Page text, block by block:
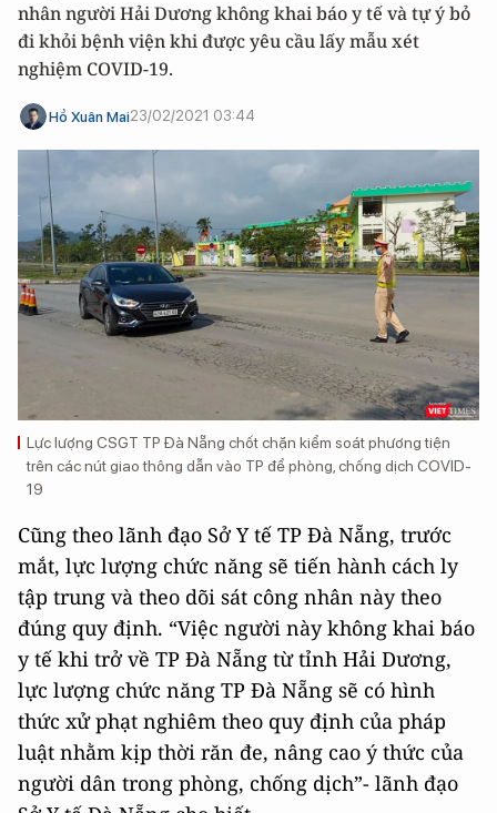
nhân người Hải Dương không khai báo y tế và tự ý bỏ
đi khỏi bệnh viện khi được yêu cầu lấy mẫu xét
nghiệm COVID-19.
Hồ Xuân Mai23/02/2021 03:44
Lực lượng CSGT TP Đà Nẵng chốt chặn kiểm soát phương tiện
trên các nút giao thông dẫn vào TP để phòng, chống dịch COVID-
19
Cũng theo lãnh đạo Sở Y tế TP Đà Nẵng, trước
mắt, lực lượng chức năng sẽ tiến hành cách ly
tập trung và theo dõi sát công nhân này theo
đúng quy định. “Việc người này không khai báo
y tế khi trở về TP Đà Nẵng từ tỉnh Hải Dương,
lực lượng chức năng TP Đà Nẵng sẽ có hình
thức xử phạt nghiêm theo quy định của pháp
luật nhằm kịp thời răn đe, nâng cao ý thức của
người dân trong phòng, chống dịch”- lãnh đạo